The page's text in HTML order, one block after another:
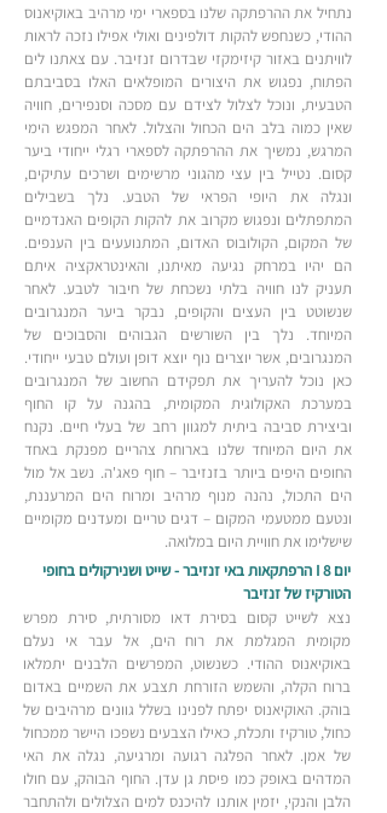
נתחיל את ההרפתקה שלנו בספארי ימי מרהיב באוקיאנוס
ההודי, כשנחפש להקות דולפינים ואולי אפילו נזכה לראות
לוויתנים באזור קיזימקזי שבדרום זנזיבר. עם צאתנו לים
הפתוח, נפגוש את היצורים המופלאים האלו בסביבתם
הטבעית, ונוכל לצלול לצידם עם מסכה וסנפירים, חוויה
שאין כמוה בלב הים הכחול והצלול. לאחר המפגש הימי
המרגש, נמשיך את ההרפתקה לספארי רגלי ייחודי ביער
קסום. נטייל בין עצי מהגוני מרשימים ושרכים עתיקים,
ונגלה את היופי הפראי של הטבע. נלך בשבילים
המתפתלים ונפגוש מקרוב את להקות הקופים האנדמיים
של המקום, הקולובוס האדום, המתנועעים בין הענפים.
הם יהיו במרחק נגיעה מאיתנו, והאינטראקציה איתם
תעניק לנו חוויה בלתי נשכחת של חיבור לטבע. לאחר
שנשוטט בין העצים והקופים, נבקר ביער המנגרובים
המיוחד. נלך בין השורשים הגבוהים והסבוכים של
המנגרובים, אשר יוצרים נוף יוצא דופן ועולם טבעי ייחודי.
כאן נוכל להעריך את תפקידם החשוב של המנגרובים
במערכת האקולוגית המקומית, בהגנה על קו החוף
וביצירת סביבה ביתית למגוון רחב של בעלי חיים. נקנח
את היום המיוחד שלנו בארוחת צהריים מפנקת באחד
החופים היפים ביותר בזנזיבר – חוף פאג'ה. נשב אל מול
הים התכול, נהנה מנוף מרהיב ומרוח הים המרעננת,
ונטעם ממטעמי המקום – דגים טריים ומעדנים מקומיים
שישלימו את חוויית היום במלואה.
יום 8 I הרפתקאות באי זנזיבר - שייט ושנירקולים בחופי
הטורקיז של זנזיבר
נצא לשייט קסום בסירת דאו מסורתית, סירת מפרש
מקומית המגלמת את רוח הים, אל עבר אי נעלם
באוקיאנוס ההודי. כשנשוט, המפרשים הלבנים יתמלאו
ברוח הקלה, והשמש הזורחת תצבע את השמיים באדום
בוהק. האוקיאנוס יפתח לפנינו בשלל גוונים מרהיבים של
כחול, טורקיז ותכלת, כאילו הצבעים נשפכו היישר ממכחול
של אמן. לאחר הפלגה רגועה ומרגיעה, נגלה את האי
המדהים באופק כמו פיסת גן עדן. החוף הבוהק, עם חולו
הלבן והנקי, יזמין אותנו להיכנס למים הצלולים ולהתחבר